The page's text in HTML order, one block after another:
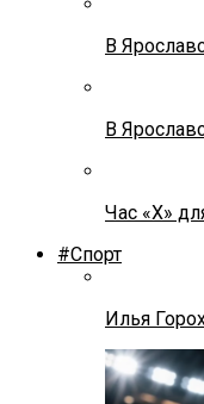
В
В
Час «Х»
#Спорт
Илья